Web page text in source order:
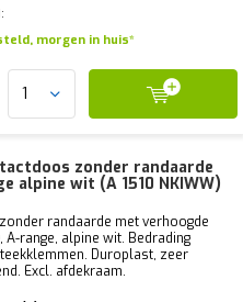
morgen in huis*
zonder randaarde
alpine wit (A 1510 NKIWW)
randaarde met verhoogde
A-range, alpine wit. Bedrading
Duroplast, zeer
Excl. afdekraam.